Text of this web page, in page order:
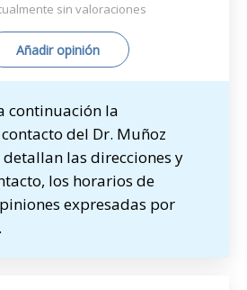
sin valoraciones
Añadir opinión
continuación la
del Dr. Muñoz
detallan las direcciones y
los horarios de
expresadas por